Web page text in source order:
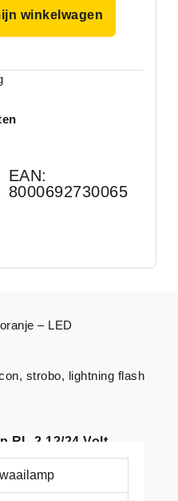
winkelwagen
EAN:
8000692730065
RL-2 12/24 Volt
– LED
strobo, lightning flash